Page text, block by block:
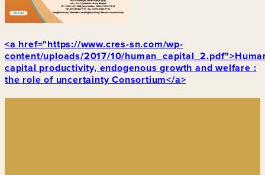
<a href="https://www.cres-sn.com/wp-
content/uploads/2017/10/
capital productivity, endogenous growth and welfare :
the role of uncertainty Consortium</a>